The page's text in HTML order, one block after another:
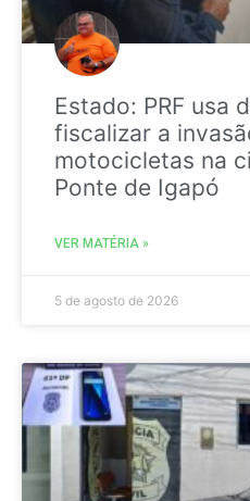
Estado: PRF usa
fiscalizar a
motocicletas na
Ponte de Igapó
VER MATÉRIA »
5 de agosto de 2026